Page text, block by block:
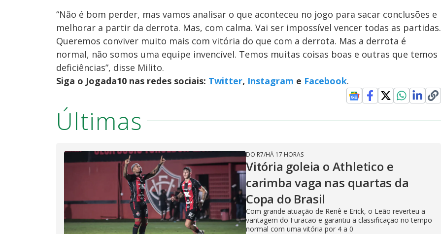
“Não é bom perder, mas vamos analisar o que aconteceu no jogo para sacar conclusões e
melhorar a partir da derrota. Mas, com calma. Vai ser impossível vencer todas as partidas.
Queremos conviver muito mais com vitória do que com a derrota. Mas a derrota é
normal, não somos uma equipe invencível. Temos muitas coisas boas e outras que temos
deficiências”, disse Milito.
Siga o Jogada10 nas redes sociais: Twitter, Instagram e Facebook.
Últimas
DO R7/HÁ 17 HORAS
Vitória goleia o Athletico e
carimba vaga nas quartas da
Copa do Brasil
Com grande atuação de Renê e Erick, o Leão reverteu a
vantagem do Furacão e garantiu a classificação no tempo
normal com uma vitória por 4 a 0